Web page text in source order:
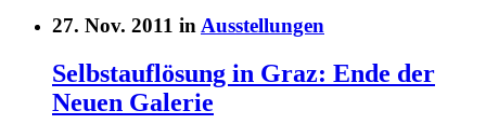
27. Nov. 2011 inAusstellungen
Selbstauflösung in Graz: Ende der
Neuen Galerie